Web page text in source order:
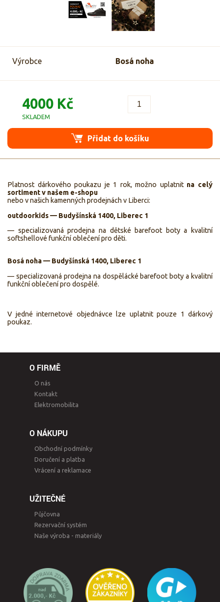
Výrobce Bosá noha
4000 Kč
SKLADEM
Přidat do košíku
Platnost dárkového poukazu je 1 rok, možno uplatnit na celý
sortiment v našem e-shopu
nebo v našich kamenných prodejnách v Liberci:
outdoorkids — Budyšínská 1400, Liberec 1
— specializovaná prodejna na dětské barefoot boty a kvalitní
softshellové funkční oblečení pro děti.
Bosá noha — Budyšínská 1400, Liberec 1
— specializovaná prodejna na dospělácké barefoot boty a kvalitní
funkční oblečení pro dospělé.
V jedné internetové objednávce lze uplatnit pouze 1 dárkový
poukaz.
O FIRMĚ
O nás
Kontakt
Elektromobilita
O NÁKUPU
Obchodní podmínky
Doručení a platba
Vrácení a reklamace
UŽITEČNÉ
Půjčovna
Rezervační systém
Naše výroba - materiály